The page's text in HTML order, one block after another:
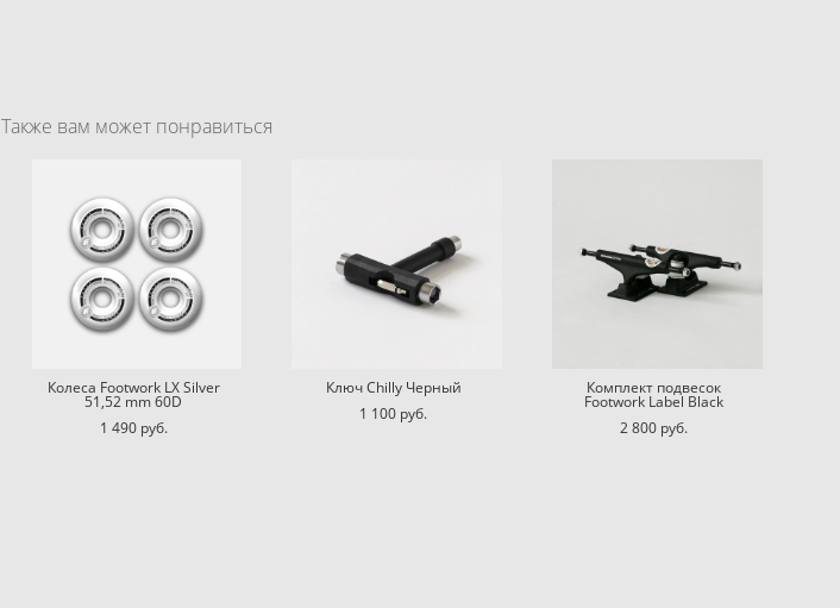
Также вам может понравиться
Колеса Footwork LX Silver
51,52 mm 60D
1 490 pуб.
Ключ Chilly Черный
1 100 pуб.
Комплект подвесок
Footwork Label Black
2 800 pуб.